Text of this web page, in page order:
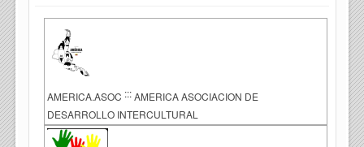
AMERICA.ASOC ::: AMERICA ASOCIACION DE
DESARROLLO INTERCULTURAL